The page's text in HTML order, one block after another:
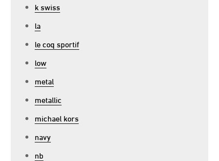
k swiss
la
le coq sportif
low
metal
metallic
michael kors
navy
nb